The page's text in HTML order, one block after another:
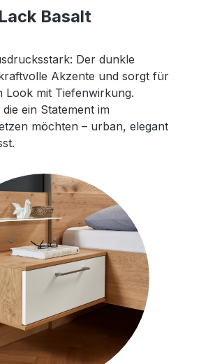
Lack Basalt
Der dunkle
Akzente und sorgt für
Look mit Tiefenwirkung.
ein Statement im
möchten – urban, elegant